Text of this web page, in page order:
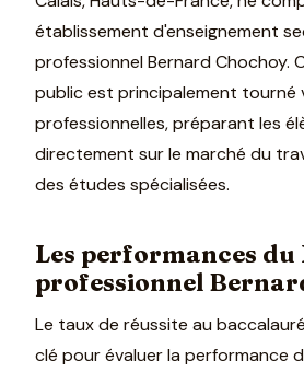
établissement d'enseignement
professionnel Bernard Chochoy.
public est principalement tourné
professionnelles, préparant les
directement sur le marché du
des études spécialisées.
Les performances du
professionnel
Le taux de réussite au
clé pour évaluer la performance